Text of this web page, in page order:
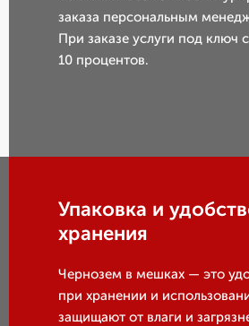
заказа персональным
При заказе услуги под ключ
10 процентов.
Упаковка и
хранения
Чернозем в мешках — это
при хранении и
защищают от влаги и